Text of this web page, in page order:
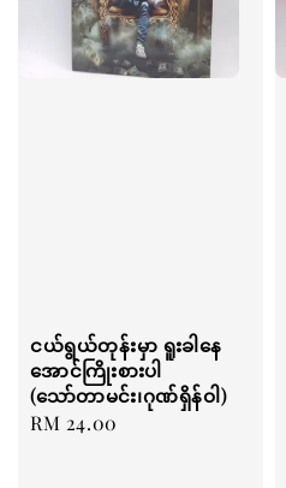
ငယ်ရွယ်တုန်းမှာ ရူးခါနေ
အောင်ကြိုးစားပါ
(သော်တာမင်း၊ဂုဏ်ရှိန်ဝါ)
Regular
RM 24.00